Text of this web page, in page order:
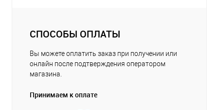
СПОСОБЫ ОПЛАТЫ
Вы можете оплатить заказ при получении или
онлайн после подтверждения оператором
магазина.
Принимаем к оплате